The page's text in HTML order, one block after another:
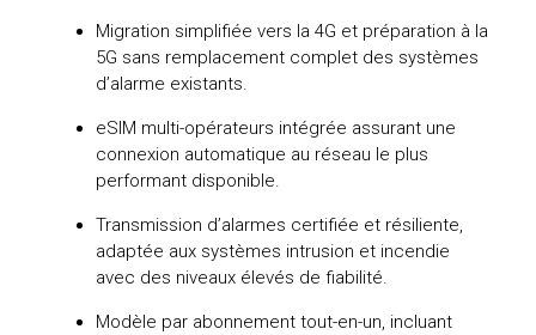
Migration simplifiée vers la 4G et préparation à la
5G sans remplacement complet des systèmes
d’alarme existants.
eSIM multi-opérateurs intégrée assurant une
connexion automatique au réseau le plus
performant disponible.
Transmission d’alarmes certifiée et résiliente,
adaptée aux systèmes intrusion et incendie
avec des niveaux élevés de fiabilité.
Modèle par abonnement tout-en-un, incluant